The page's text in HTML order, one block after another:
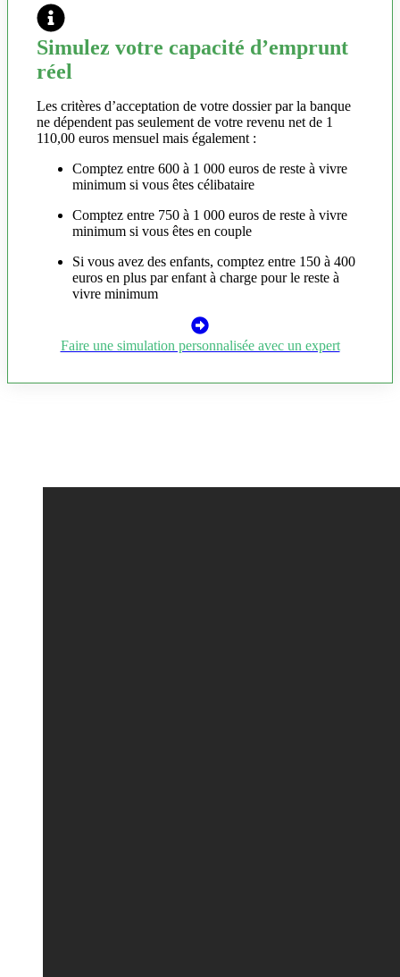
Simulez votre capacité d’emprunt
réel
Les critères d’acceptation de votre dossier par la banque
ne dépendent pas seulement de votre revenu net de 1
110,00 euros mensuel mais également :
Comptez entre 600 à 1 000 euros de reste à vivre
minimum si vous êtes célibataire
Comptez entre 750 à 1 000 euros de reste à vivre
minimum si vous êtes en couple
Si vous avez des enfants, comptez entre 150 à 400
euros en plus par enfant à charge pour le reste à
vivre minimum
Faire une simulation personnalisée avec un expert